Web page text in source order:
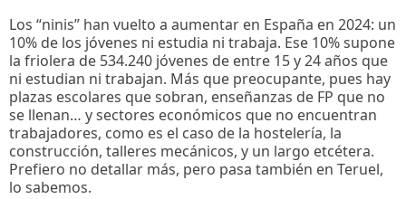
Los “ninis” han vuelto a aumentar en España en 2024: un
10% de los jóvenes ni estudia ni trabaja. Ese 10% supone
la friolera de 534.240 jóvenes de entre 15 y 24 años que
ni estudian ni trabajan. Más que preocupante, pues hay
plazas escolares que sobran, enseñanzas de FP que no
se llenan… y sectores económicos que no encuentran
trabajadores, como es el caso de la hostelería, la
construcción, talleres mecánicos, y un largo etcétera.
Prefiero no detallar más, pero pasa también en Teruel,
lo sabemos.